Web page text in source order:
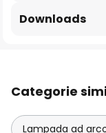
Downloads
Categorie
Lampada ad